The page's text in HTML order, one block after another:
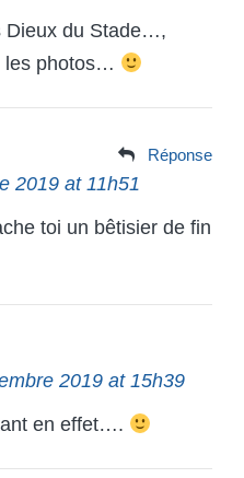
Dieux du Stade…,
les photos…
2019 at 11h51
Réponse
toi un bêtisier de fin
2019 at 15h39
en effet….